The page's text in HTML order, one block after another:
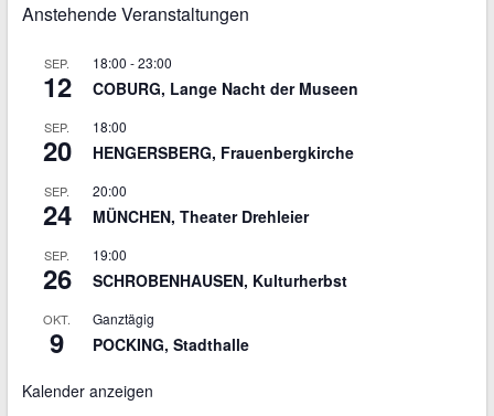
Anstehende Veranstaltungen
SEP.
12
18:00 -23:00
COBURG, Lange Nacht der Museen
SEP.
20
18:00
HENGERSBERG, Frauenbergkirche
SEP.
24
20:00
MÜNCHEN, Theater Drehleier
SEP.
26
19:00
SCHROBENHAUSEN, Kulturherbst
OKT.
9
Ganztägig
POCKING, Stadthalle
Kalender anzeigen